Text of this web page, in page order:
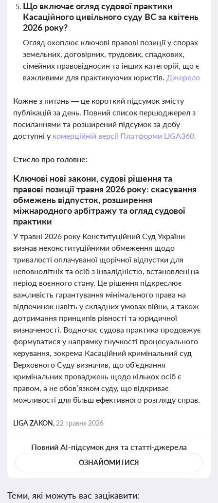
Що включає огляд судової практики
Касаційного цивільного суду ВС за квітень
2026 року?
Огляд охоплює ключові правові позиції у спорах
земельних, договірних, трудових, спадкових,
сімейних правовідносин та інших категорій, що є
важливими для практикуючих юристів. Джерело
Кожне з питань — це короткий підсумок змісту
публікацій за день. Повний список першоджерел з
посиланнями та розширений підсумок за добу
доступні у комерційній версії Платформи LIGA360.
Стисло про головне:
Ключові нові закони, судові рішення та
правові позиції травня 2026 року: скасування
обмежень відпусток, розширення
міжнародного арбітражу та огляд судової
практики
У травні 2026 року Конституційний Суд України
визнав неконституційними обмеження щодо
тривалості оплачуваної щорічної відпустки для
неповнолітніх та осіб з інвалідністю, встановлені на
період воєнного стану. Це рішення підкреслює
важливість гарантування мінімального права на
відпочинок навіть у складних умовах війни, а також
дотримання принципів рівності та юридичної
визначеності. Водночас судова практика продовжує
формуватися у напрямку гнучкості процесуального
керування, зокрема Касаційний кримінальний суд
Верховного Суду визначив, що об'єднання
кримінальних проваджень щодо кількох осіб є
правом, а не обов’язком суду, що відкриває
можливості для більш ефективного розгляду справ.
LIGA ZAKON, 22 травня 2026
Повний AI-підсумок дня та статті-джерела
ОЗНАЙОМИТИСЯ
Теми, які можуть вас зацікавити: